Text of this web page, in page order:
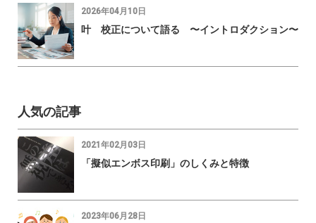
2026年04月10日
叶 校正について語る 〜イントロダクション〜
人気の記事
2021年02月03日
「擬似エンボス印刷」のしくみと特徴
2023年06月28日